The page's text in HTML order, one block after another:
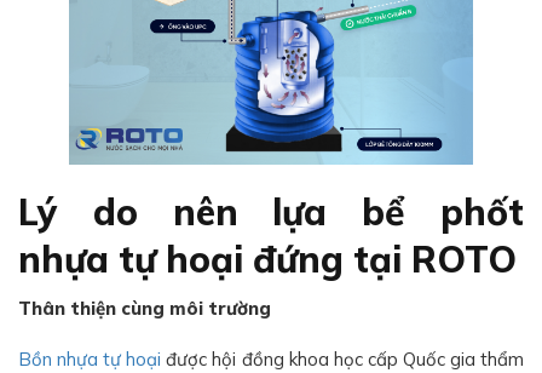
Lý do nên lựa bể phốt
nhựa tự hoại đứng tại ROTO
Thân thiện cùng môi trường
Bồn nhựa tự hoại được hội đồng khoa học cấp Quốc gia thẩm